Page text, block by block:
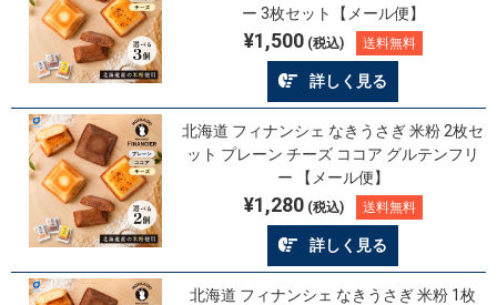
ー 3枚セット【メール便】
¥1,500(税込) 送料無料
詳しく見る
北海道 フィナンシェ なきうさぎ 米粉 2枚セ
ット プレーン チーズ ココア グルテンフリ
ー 【メール便】
¥1,280(税込) 送料無料
詳しく見る
北海道 フィナンシェ なきうさぎ 米粉 1枚